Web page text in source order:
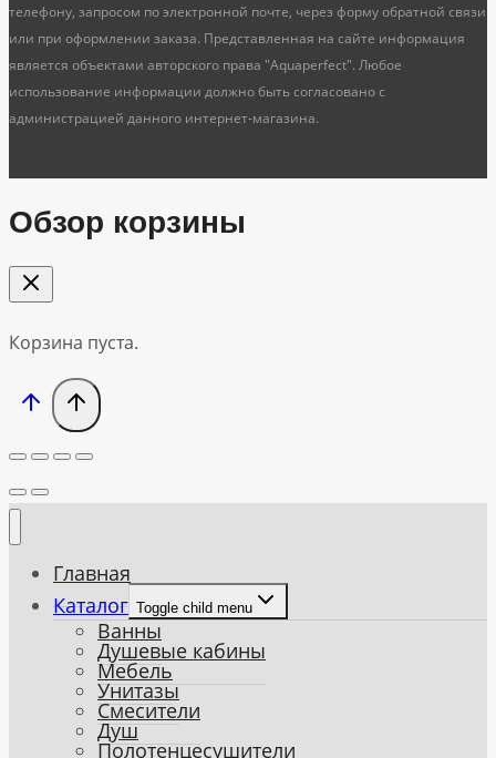
телефону, запросом по электронной почте, через форму обратной связи
или при оформлении заказа. Представленная на сайте информация
является объектами авторского права "Aquaperfect". Любое
использование информации должно быть согласовано с
администрацией данного интернет-магазина.
Обзор корзины
Корзина пуста.
Главная
Каталог Toggle child menu
Ванны
Душевые кабины
Мебель
Унитазы
Смесители
Душ
Полотенцесушители